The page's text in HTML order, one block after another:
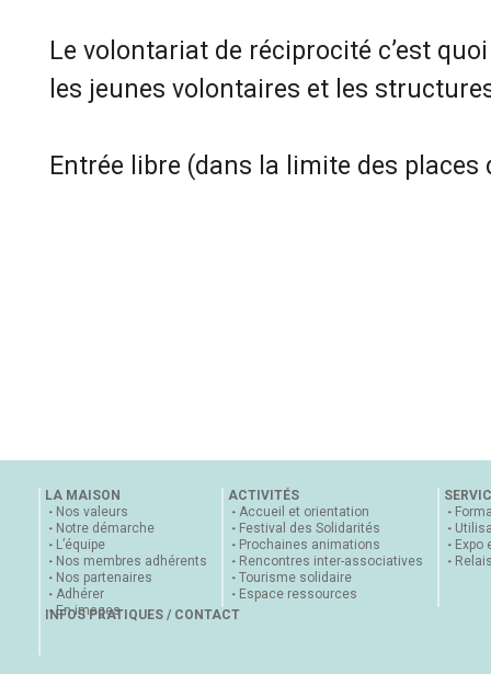
Le volontariat de réciprocité c’est
les jeunes volontaires et les
Entrée libre (dans la limite des places
LA MAISON
Nos valeurs
Notre démarche
L’équipe
Nos membres adhérents
Nos partenaires
Adhérer
En images
ACTIVITÉS
Accueil et orientation
Festival des Solidarités
Prochaines animations
Rencontres inter-associatives
Tourisme solidaire
Espace ressources
Expo
INFOS PRATIQUES / CONTACT